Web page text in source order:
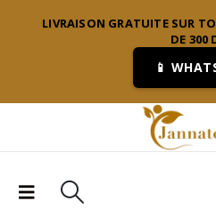
LIVRAISON GRATUITE SUR
DE 300
📱